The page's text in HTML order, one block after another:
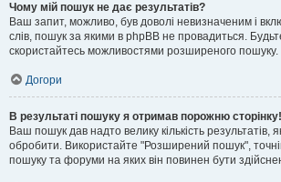
Чому мій пошук не дає результатів?
Ваш запит, можливо, був доволі невизначеним і
слів, пошук за якими в phpBB не провадиться.
скористайтесь можливостями розширеного пошуку.
Догори
В результаті пошуку я отримав порожню сторінку!
Ваш пошук дав надто велику кількість результатів,
обробити. Використайте "Розширений пошук",
пошуку та форуми на яких він повинен бути